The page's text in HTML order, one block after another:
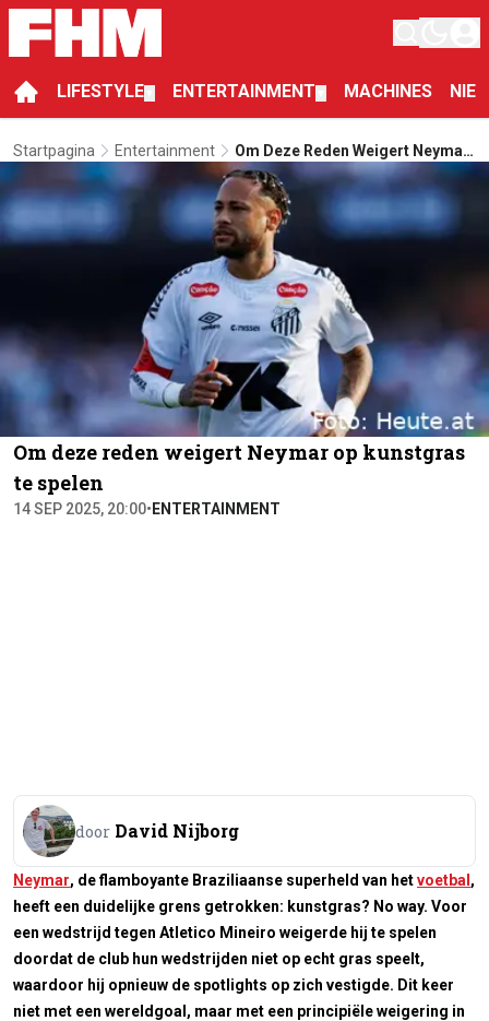
LIFESTYLE ENTERTAINMENT MACHINES
Startpagina Entertainment
Om Deze Reden Weigert Neymar
Op Kunstgras Te Spelen
Om deze reden weigert Neymar op kunstgras
te spelen
14 SEP 2025, 20:00• ENTERTAINMENT
door David Nijborg
Neymar, de flamboyante Braziliaanse superheld van hetvoetbal ,
heeft een duidelijke grens getrokken: kunstgras? No way. Voor
een wedstrijd tegen Atletico Mineiro weigerde hij te spelen
doordat de club hun wedstrijden niet op echt gras speelt,
waardoor hij opnieuw de spotlights op zich vestigde. Dit keer
niet met een wereldgoal, maar met een principiële weigering in